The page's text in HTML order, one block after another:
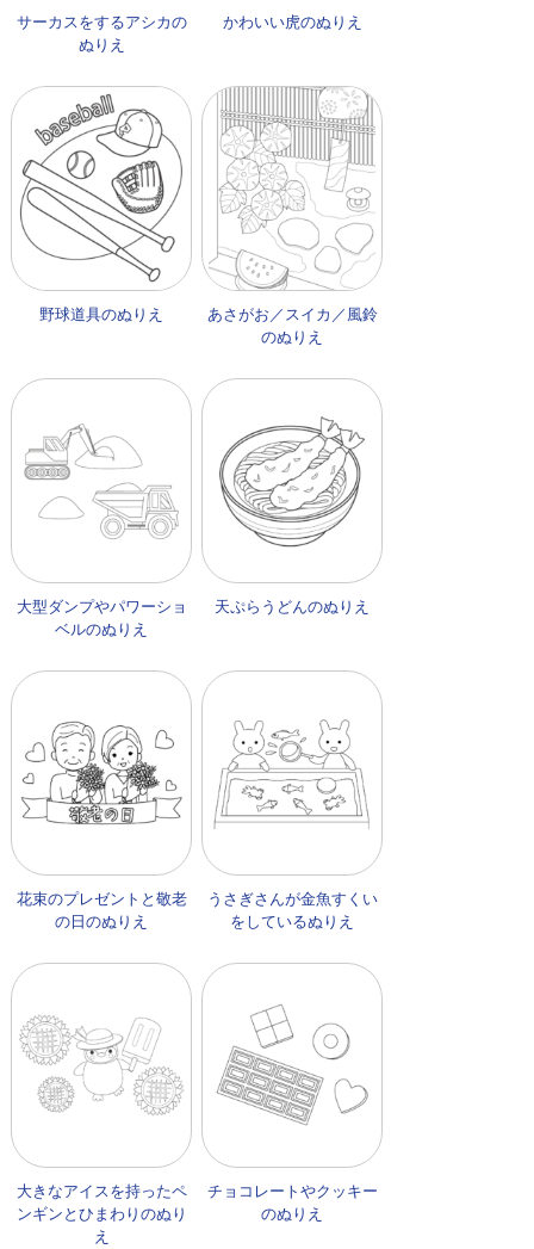
サーカスをするアシカの
ぬりえ
かわいい虎のぬりえ
野球道具のぬりえ
あさがお／スイカ／風鈴
のぬりえ
大型ダンプやパワーショ
ベルのぬりえ
天ぷらうどんのぬりえ
花束のプレゼントと敬老
の日のぬりえ
うさぎさんが金魚すくい
をしているぬりえ
大きなアイスを持ったペ
ンギンとひまわりのぬり
え
チョコレートやクッキー
のぬりえ